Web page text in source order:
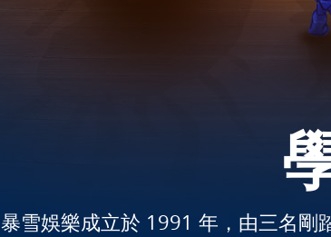
暴雪娛樂成立於 1991 年，由三名剛